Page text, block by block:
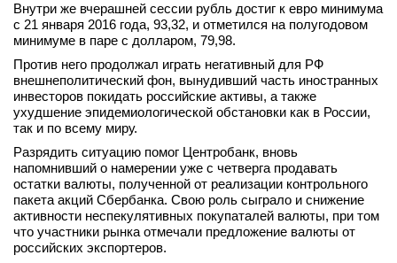
Внутри же вчерашней сессии рубль достиг к евро минимума
с 21 января 2016 года, 93,32, и отметился на полугодовом
минимуме в паре с долларом, 79,98.
Против него продолжал играть негативный для РФ
внешнеполитический фон, вынудивший часть иностранных
инвесторов покидать российские активы, а также
ухудшение эпидемиологической обстановки как в России,
так и по всему миру.
Разрядить ситуацию помог Центробанк, вновь
напомнивший о намерении уже с четверга продавать
остатки валюты, полученной от реализации контрольного
пакета акций Сбербанка. Свою роль сыграло и снижение
активности неспекулятивных покупаталей валюты, при том
что участники рынка отмечали предложение валюты от
российских экспортеров.